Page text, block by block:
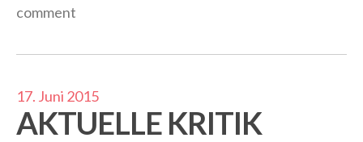
comment
17. Juni 2015
AKTUELLE KRITIK